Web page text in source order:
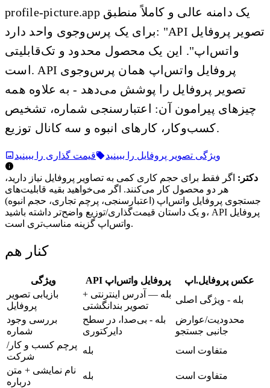
profile-picture.app یک دامنه عالی و کاملاً منطبق
برای یک پرس‌وجوی واحد دارد: "API تصویر پروفایل
واتس‌اپ". این یک محصول محدود و تک‌قابلیتی
است. API پروفایل واتس‌اپ همان پرس‌وجوی
تصویر پروفایل را پوشش می‌دهد - به علاوه همه
چیزهای پیرامون آن: اعتبارسنجی شماره، تشخیص
کسب‌وکار، کارهای انبوه و سه کانال توزیع.
ویژگی تصویر پروفایل را ببینید قیمت گذاری را ببینید
دکتر: اگر فقط برای حجم کاری کمی به تصاویر پروفایل نیاز دارید،
هر دو محصول کار می‌کنند. اگر می‌خواهید بقیه قابلیت‌های
جستجوی پروفایل واتس‌اپ (اعتبارسنجی، پرچم تجاری، حجم انبوه)
و یک داستان قیمت‌گذاری/توزیع واضح‌تر داشته باشید، API پروفایل
واتس‌اپ گزینه مناسب‌تری است.
کنار هم
ویژگی API پروفایل واتس‌اپ
عکس پروفایل.اپ
بازیابی تصویر
پروفایل
بله — آدرس اینترنتی +
تصویر بندانگشتی
بله - ویژگی اصلی
بررسی وجود
شماره
بله - بی‌صدا، در سطح
دایرکتوری
محدودیت/عوارض
جانبی جستجو
پرچم کسب و کار/
شرکت
بله
متفاوت است
نام نمایشی + متن
درباره
بله متفاوت است